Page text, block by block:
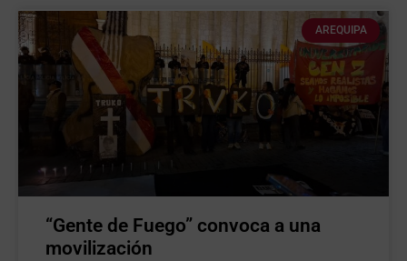
AREQUIPA
“Gente de Fuego” convoca a una
movilización